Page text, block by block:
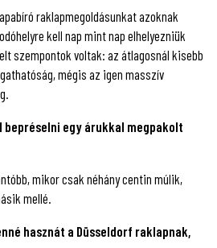
raklapmegoldásunkat azoknak
kell nap mint nap elhelyezniük
szempontok voltak: az átlagosnál kisebb
mégis az igen masszív
bepréselni egy árukkal megpakolt
mikor csak néhány centin múlik,
mellé.
hasznát a Düsseldorf raklapnak,